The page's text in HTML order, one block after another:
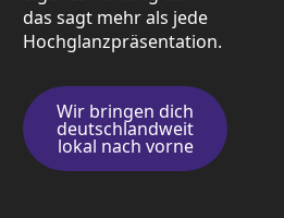
das sagt mehr als jede
Hochglanzpräsentation.
Wir bringen dich
deutschlandweit
lokal nach vorne